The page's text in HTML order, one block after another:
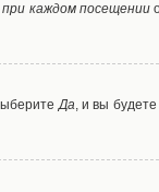
каждом посещении
Да, и вы